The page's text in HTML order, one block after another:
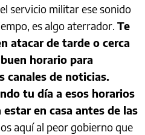
servicio militar ese sonido
es algo aterrador. Te
atacar de tarde o cerca
horario para
canales de noticias.
tu día a esos horarios
en casa antes de las
aquí al peor gobierno que